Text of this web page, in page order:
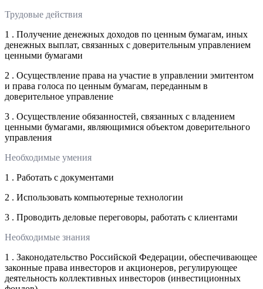
Трудовые действия
1 . Получение денежных доходов по ценным бумагам, иных
денежных выплат, связанных с доверительным управлением
ценными бумагами
2 . Осуществление права на участие в управлении эмитентом
и права голоса по ценным бумагам, переданным в
доверительное управление
3 . Осуществление обязанностей, связанных с владением
ценными бумагами, являющимися объектом доверительного
управления
Необходимые умения
1 . Работать с документами
2 . Использовать компьютерные технологии
3 . Проводить деловые переговоры, работать с клиентами
Необходимые знания
1 . Законодательство Российской Федерации, обеспечивающее
законные права инвесторов и акционеров, регулирующее
деятельность коллективных инвесторов (инвестиционных